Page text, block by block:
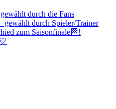
durch die Fans
gewählt durch Spieler/Trainer
zum Saisonfinale🏁!